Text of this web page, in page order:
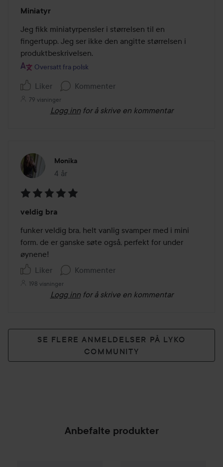
1
av
5
Miniatyr
Jeg fikk miniatyrpensler i størrelsen til en
fingertupp. Jeg ser ikke den angitte størrelsen i
Oversatt fra polsk
Liker Kommenter
79 visninger
Logg inn for å skrive en kommentar
Monika
4 år
Innlegget ble opprettet 4 år
5
av
5
veldig bra
funker veldig bra, helt vanlig svamper med i mini
form. de er ganske søte også, perfekt for under
øynene!
Liker
Kommenter
198 visninger
Logg inn for å skrive en kommentar
SE FLERE ANMELDELSER PÅ LYKO
COMMUNITY
Anbefalte produkter